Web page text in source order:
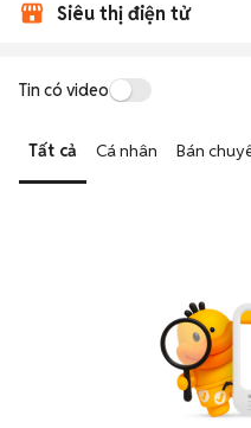
Siêu thị điện tử
Tin có video
Tất cả Cá nhân Bán